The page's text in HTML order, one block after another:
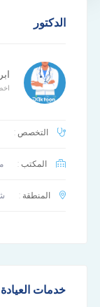
الدكتور
التخصص :
المكتب :
المنطقة :
خدمات العيادة